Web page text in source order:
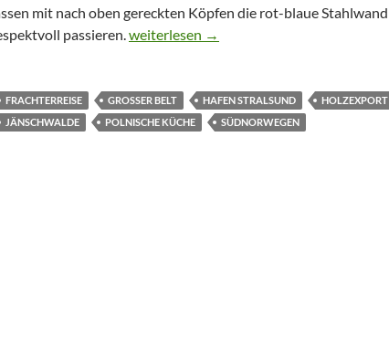
mit nach oben gereckten Köpfen die rot-blaue Stahlwand
passieren.Per Gips-Express zu den Trollen
weiterlesen →
FRACHTERREISE GROSSER BELT HAFEN STRALSUND
HOLZEXPORT
JÄNSCHWALDE
POLNISCHE KÜCHE SÜDNORWEGEN